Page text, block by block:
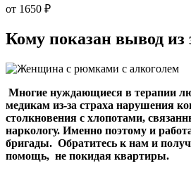
от 1650 ₽
Кому показан вывод из
Многие нуждающиеся в терапии
медикам из-за страха нарушения
столкновения с хлопотами,
наркологу. Именно поэтому и
бригады. Обратитесь к нам и
помощь, не покидая квартиры.